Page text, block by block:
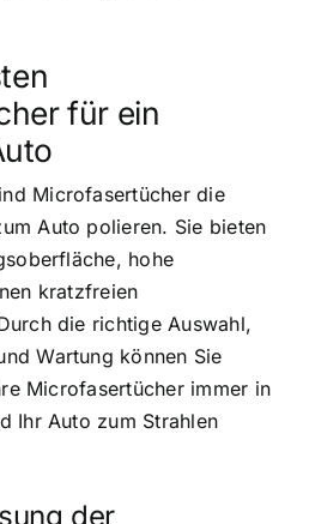
für ein
Microfasertücher die
Auto polieren. Sie bieten
hohe
kratzfreien
die richtige Auswahl,
Wartung können Sie
Microfasertücher immer in
Ihr Auto zum Strahlen
der